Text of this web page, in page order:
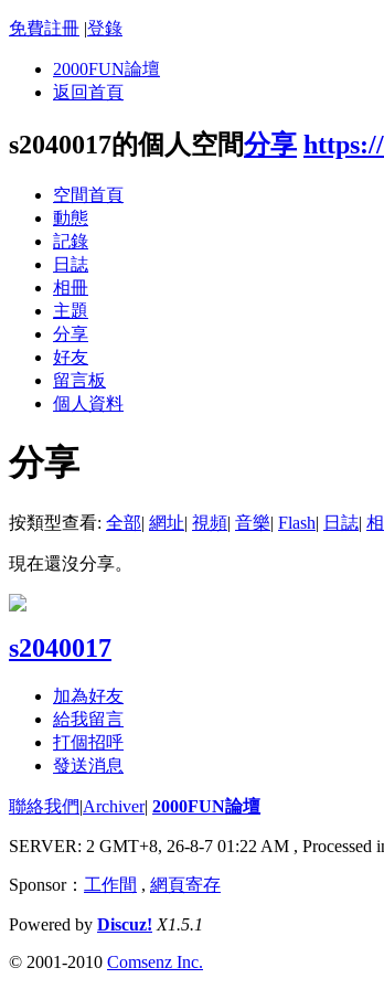
免費註冊 |登錄
2000FUN論壇
返回首頁
s2040017的個人空間分享
空間首頁
動態
記錄
日誌
相冊
主題
分享
好友
留言板
個人資料
分享
按類型查看: 全部| 網址| 視頻| 音樂| Flash| 日誌|
現在還沒分享。
s2040017
加為好友
給我留言
打個招呼
發送消息
聯絡我們|Archiver| 2000FUN論壇
SERVER: 2 GMT+8, 26-8-7 01:22 AM , Processed
Sponsor： 工作間 , 網頁寄存
Powered by Discuz! X1.5.1
© 2001-2010 Comsenz Inc.